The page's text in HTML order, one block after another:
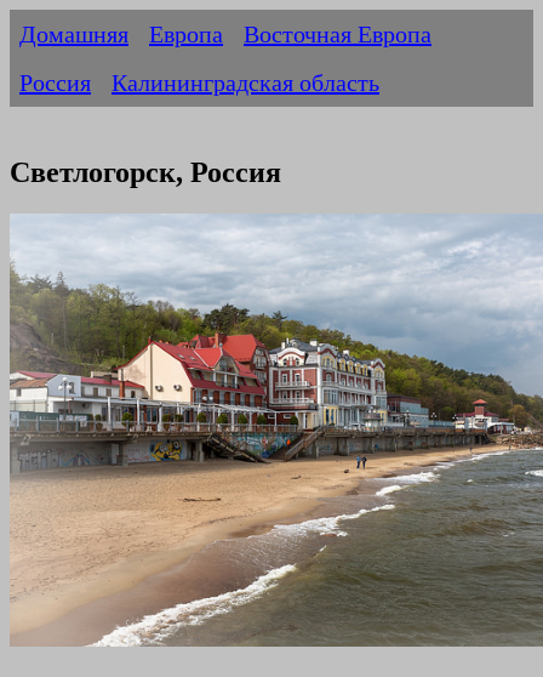
Домашняя Европа
Восточная Европа
Россия
Калининградская область
Светлогорск, Россия